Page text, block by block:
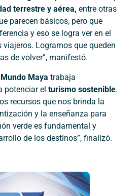
terrestre y aérea, entre otras
parecen básicos, pero que
y eso se logra ver en el
Logramos que queden
de volver”, manifestó.
Mundo Maya trabaja
potenciar el turismo sostenible.
recursos que nos brinda la
y la enseñanza para
verde es fundamental y
de los destinos”, finalizó.